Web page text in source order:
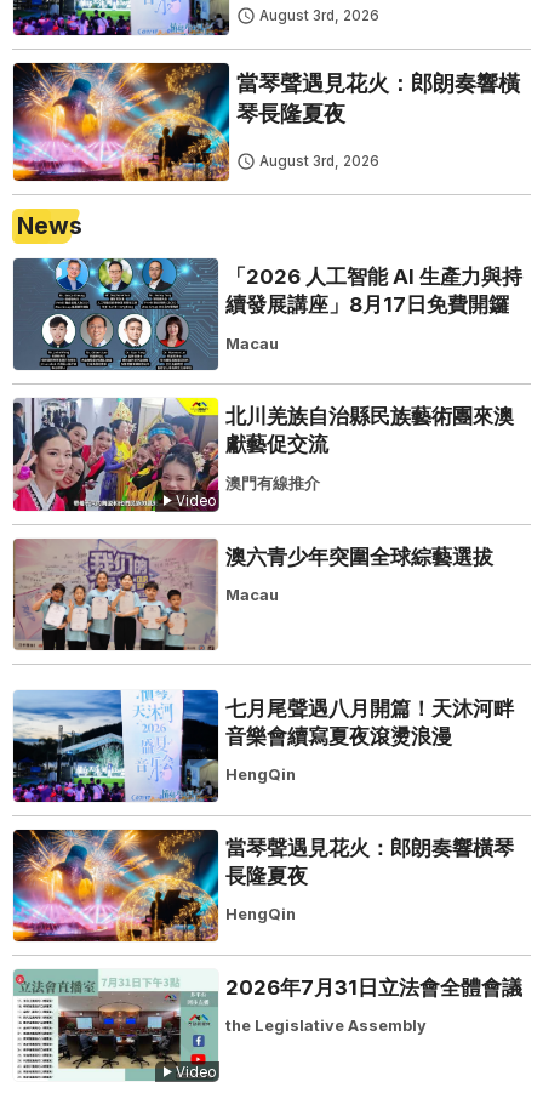
August 3rd, 2026
當琴聲遇見花火：郎朗奏響橫
琴長隆夏夜
August 3rd, 2026
News
「2026 人工智能 AI 生產力與持
續發展講座」8月17日免費開鑼
Macau
Video
北川羌族自治縣民族藝術團來澳
獻藝促交流
澳門有線推介
澳六青少年突圍全球綜藝選拔
Macau
七月尾聲遇八月開篇！天沐河畔
音樂會續寫夏夜滾燙浪漫
HengQin
當琴聲遇見花火：郎朗奏響橫琴
長隆夏夜
HengQin
Video
2026年7月31日立法會全體會議
the Legislative Assembly